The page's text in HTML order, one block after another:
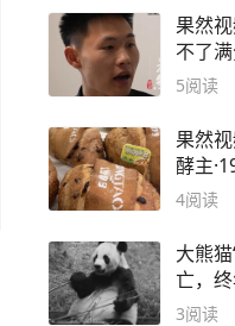
果然
不了
回不来
5阅读
果然
酵主
了
4阅读
大熊
亡，
3阅读